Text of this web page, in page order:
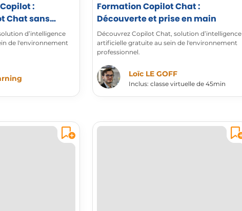
:
Chat sans
d’intelligence
de l'environnement
Formation Copilot Chat :
Découverte et prise en main
Découvrez Copilot Chat, solution d’intelligence
artificielle gratuite au sein de l'environnement
professionnel.
Loïc LE GOFF
Inclus: classe virtuelle de 45min